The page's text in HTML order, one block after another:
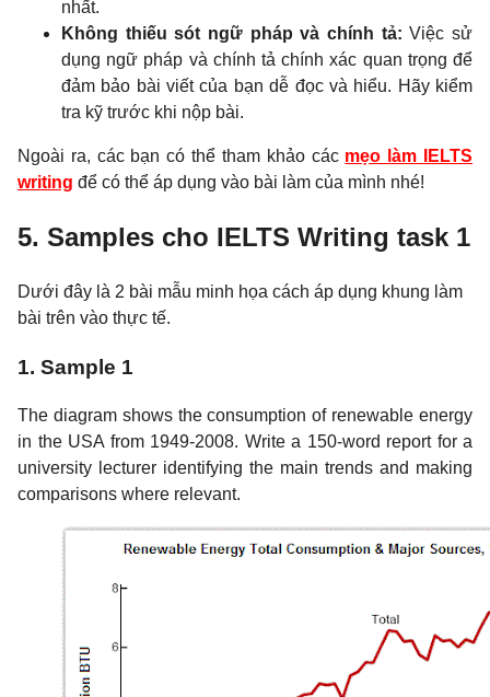
nhất.
Không thiếu sót ngữ pháp và chính tả:Việc sử
dụng ngữ pháp và chính tả chính xác quan trọng để
đảm bảo bài viết của bạn dễ đọc và hiểu. Hãy kiểm
tra kỹ trước khi nộp bài.
Ngoài ra, các bạn có thể tham khảo các mẹo làm IELTS
writing để có thể áp dụng vào bài làm của mình nhé!
5. Samples cho IELTS Writing task 1
Dưới đây là 2 bài mẫu minh họa cách áp dụng khung làm
bài trên vào thực tế.
1. Sample 1
The diagram shows the consumption of renewable energy
in the USA from 1949-2008. Write a 150-word report for a
university lecturer identifying the main trends and making
comparisons where relevant.